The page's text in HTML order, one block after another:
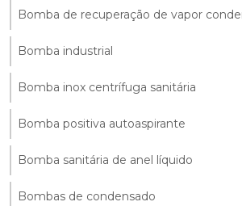
Bomba de recuperação de vapor
Bomba industrial
Bomba inox centrífuga sanitária
Bomba positiva autoaspirante
Bomba sanitária de anel líquido
Bombas de condensado